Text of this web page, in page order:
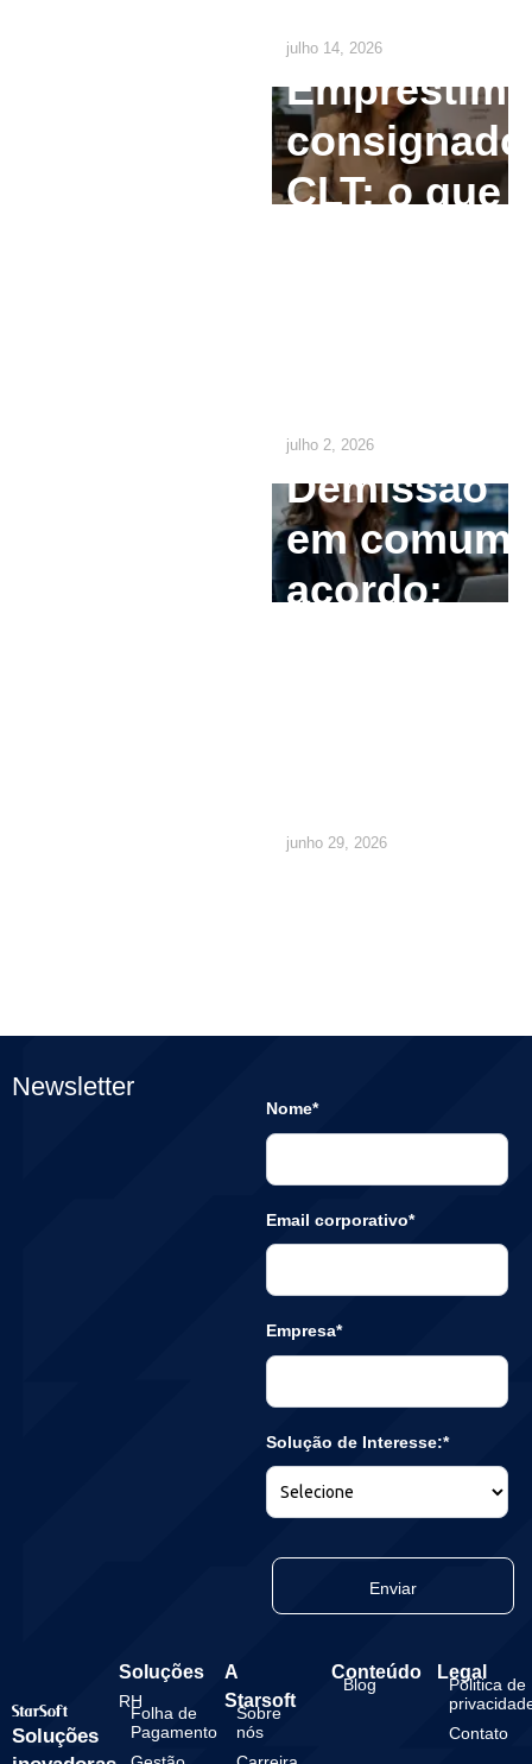
julho 14, 2026
Empréstimo
consignado
CLT: o que
julho 2, 2026
Demissão
em comum
acordo:
junho 29, 2026
Newsletter
Nome*
Email corporativo*
Empresa*
Solução de Interesse:*
Enviar
Soluções
Soluções
RH
Folha de
Pagamento
A
Starsoft
Sobre
nós
Conteúdo
Blog
Legal
Politica de
Contato